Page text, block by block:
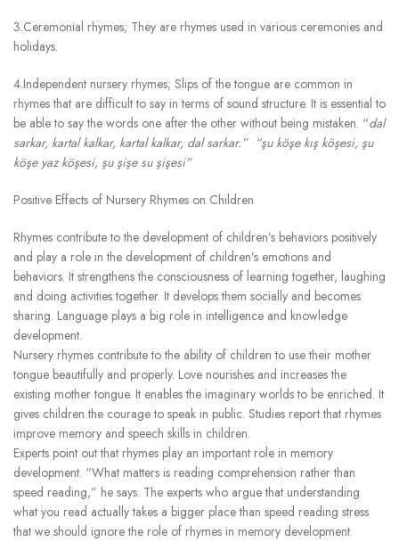
3.Ceremonial rhymes; They are rhymes used in various ceremonies and
holidays.
4.Independent nursery rhymes; Slips of the tongue are common in
rhymes that are difficult to say in terms of sound structure. It is essential to
be able to say the words one after the other without being mistaken. “dal
sarkar, kartal kalkar, kartal kalkar, dal sarkar.” “şu köşe kış köşesi, şu
köşe yaz köşesi, şu şişe su şişesi”
Positive Effects of Nursery Rhymes on Children
Rhymes contribute to the development of children’s behaviors positively
and play a role in the development of children’s emotions and
behaviors. It strengthens the consciousness of learning together, laughing
and doing activities together. It develops them socially and becomes
sharing. Language plays a big role in intelligence and knowledge
development.
Nursery rhymes contribute to the ability of children to use their mother
tongue beautifully and properly. Love nourishes and increases the
existing mother tongue. It enables the imaginary worlds to be enriched. It
gives children the courage to speak in public. Studies report that rhymes
improve memory and speech skills in children.
Experts point out that rhymes play an important role in memory
development. “What matters is reading comprehension rather than
speed reading,” he says. The experts who argue that understanding
what you read actually takes a bigger place than speed reading stress
that we should ignore the role of rhymes in memory development.